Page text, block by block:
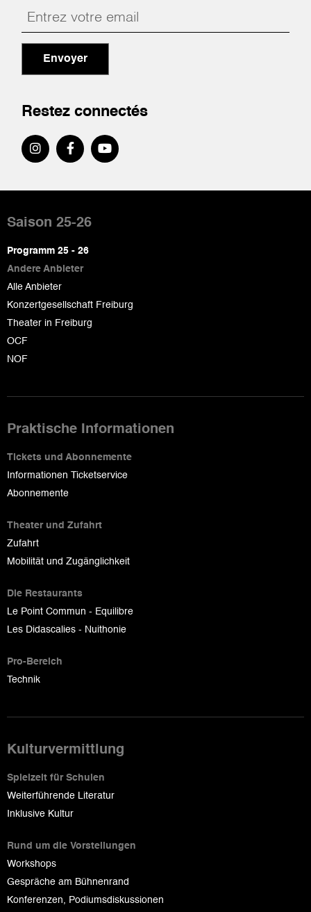
Envoyer
Restez connectés
de
page
Saison 25-26
Programm 25 - 26
Andere Anbieter
Alle Anbieter
Konzertgesellschaft Freiburg
Theater in Freiburg
OCF
NOF
Praktische Informationen
Tickets und Abonnemente
Informationen Ticketservice
Abonnemente
Theater und Zufahrt
Zufahrt
Mobilität und Zugänglichkeit
Die Restaurants
Le Point Commun - Equilibre
Les Didascalies - Nuithonie
Pro-Bereich
Technik
Kulturvermittlung
Spielzeit für Schulen
Weiterführende Literatur
Inklusive Kultur
Rund um die Vorstellungen
Workshops
Gespräche am Bühnenrand
Konferenzen, Podiumsdiskussionen